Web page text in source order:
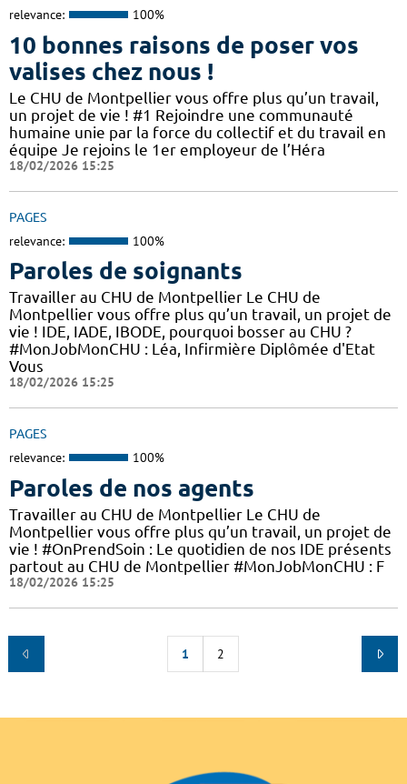
relevance: 100%
10 bonnes raisons de poser vos
valises chez nous !
Le CHU de Montpellier vous offre plus qu’un travail,
un projet de vie ! #1 Rejoindre une communauté
humaine unie par la force du collectif et du travail en
équipe Je rejoins le 1er employeur de l’Héra
18/02/2026 15:25
PAGES
relevance: 100%
Paroles de soignants
Travailler au CHU de Montpellier Le CHU de
Montpellier vous offre plus qu’un travail, un projet de
vie ! IDE, IADE, IBODE, pourquoi bosser au CHU ?
#MonJobMonCHU : Léa, Infirmière Diplômée d'Etat
Vous
18/02/2026 15:25
PAGES
relevance: 100%
Paroles de nos agents
Travailler au CHU de Montpellier Le CHU de
Montpellier vous offre plus qu’un travail, un projet de
vie ! #OnPrendSoin : Le quotidien de nos IDE présents
partout au CHU de Montpellier #MonJobMonCHU : F
18/02/2026 15:25
1 2